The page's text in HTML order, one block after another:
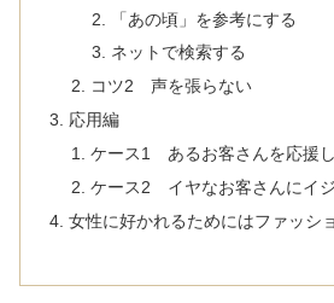
「あの頃」を参考にする
ネットで検索する
コツ2 声を張らない
応用編
ケース1 あるお客さんを応援
ケース2 イヤなお客さんにイ
女性に好かれるためにはファッシ